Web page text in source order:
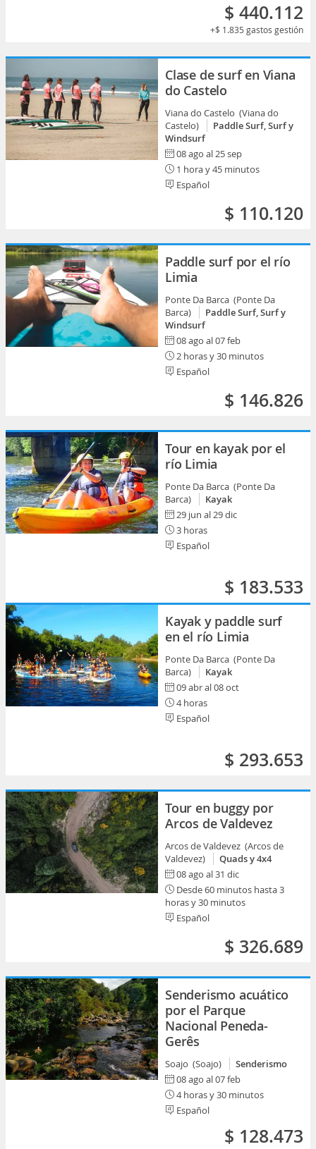
$ 440.112
+$ 1.835 gastos gestión
Clase de surf en Viana
do Castelo
Viana do Castelo (Viana do
Castelo)
Paddle Surf, Surf y
Windsurf
08 ago al 25 sep
1 hora y 45 minutos
Español
$ 110.120
Paddle surf por el río
Limia
Ponte Da Barca (Ponte Da
Barca)
Paddle Surf, Surf y
Windsurf
08 ago al 07 feb
2 horas y 30 minutos
Español
$ 146.826
Tour en kayak por el
río Limia
Ponte Da Barca (Ponte Da
Barca)
Kayak
29 jun al 29 dic
3 horas
Español
$ 183.533
Kayak y paddle surf
en el río Limia
Ponte Da Barca (Ponte Da
Barca)
Kayak
09 abr al 08 oct
4 horas
Español
$ 293.653
Tour en buggy por
Arcos de Valdevez
Arcos de Valdevez (Arcos de
Valdevez)
Quads y 4x4
08 ago al 31 dic
Desde 60 minutos hasta 3
horas y 30 minutos
Español
$ 326.689
Senderismo acuático
por el Parque
Nacional Peneda-
Gerês
Soajo (Soajo)
Senderismo
08 ago al 07 feb
4 horas y 30 minutos
Español
$ 128.473